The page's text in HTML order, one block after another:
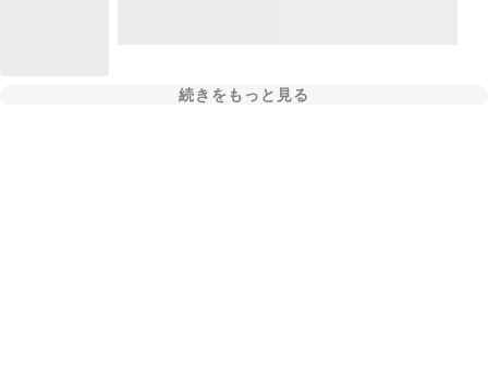
続きをもっと見る